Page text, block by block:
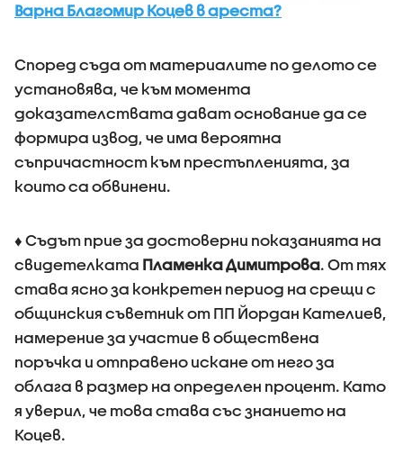
Варна Благомир Коцев в ареста?
Според съда от материалите по делото се
установява, че към момента
доказателствата дават основание да се
формира извод, че има вероятна
съпричастност към престъпленията, за
които са обвинени.
♦ Съдът прие за достоверни показанията на
свидетелката Пламенка Димитрова. От тях
става ясно за конкретен период на срещи с
общинския съветник от ПП Йордан Кателиев,
намерение за участие в обществена
поръчка и отправено искане от него за
облага в размер на определен процент. Като
я уверил, че това става със знанието на
Коцев.